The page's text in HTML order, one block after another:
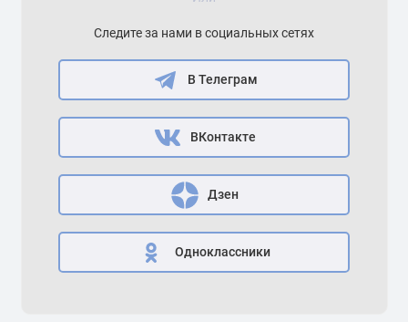
Следите за нами в социальных сетях
В Телеграм
ВКонтакте
Дзен
Одноклассники